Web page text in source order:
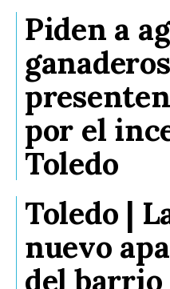
Piden a
por el
Toledo
Toledo |
nuevo
del barrio